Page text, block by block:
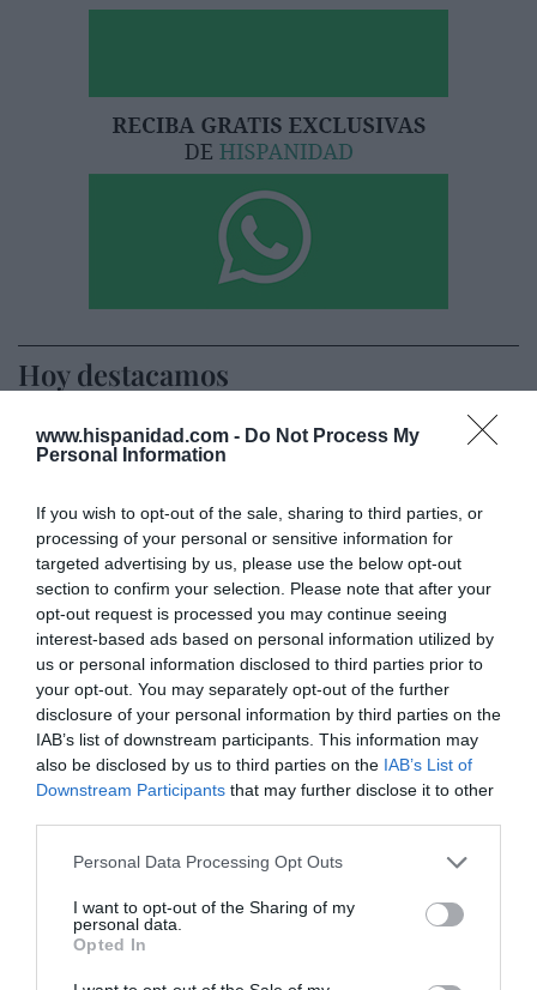
www.hispanidad.com - Do Not Process My
Personal Information
If you wish to opt-out of the sale, sharing to third parties, or
processing of your personal or sensitive information for
targeted advertising by us, please use the below opt-out
section to confirm your selection. Please note that after your
opt-out request is processed you may continue seeing
interest-based ads based on personal information utilized by
us or personal information disclosed to third parties prior to
your opt-out. You may separately opt-out of the further
disclosure of your personal information by third parties on the
IAB’s list of downstream participants. This information may
also be disclosed by us to third parties on the IAB’s List of
Downstream Participants that may further disclose it to other
Personal Data Processing Opt Outs
I want to opt-out of the Sharing of my
personal data.
Opted In
Hoy destacamos
Al final, la culpa de la invasión de Ceuta va a
ser de Meloni
OPINIÓN
Pedro ya no cuida los detalles
Hispanidad 10/08/26 13:02
INTERNACIONAL
Colombia. De la Espriella da un ultimátum a
los grupos terroristas: "Tienen dos caminos:
someterse al imperio de la ley o enfrentar la
fuerza decidida del Estado"
Redacción 10/08/26 12:00
Encuestas. El PSOE aguanta por encima de
Ceuta
José Ángel Gutiérrez